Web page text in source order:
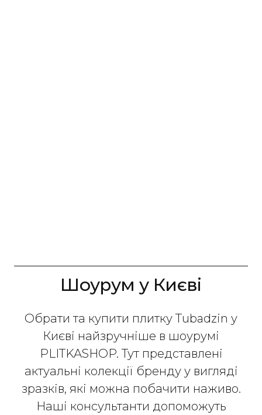
Шоурум у Києві
Обрати та купити плитку Tubadzin у
Києві найзручніше в шоурумі
PLITKASHOP. Тут представлені
актуальні колекції бренду у вигляді
зразків, які можна побачити наживо.
Наші консультанти допоможуть